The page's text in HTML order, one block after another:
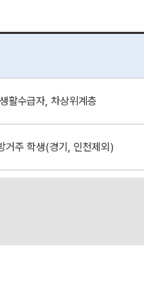
활수급자, 차상위계층
거주 학생(경기, 인천제외)